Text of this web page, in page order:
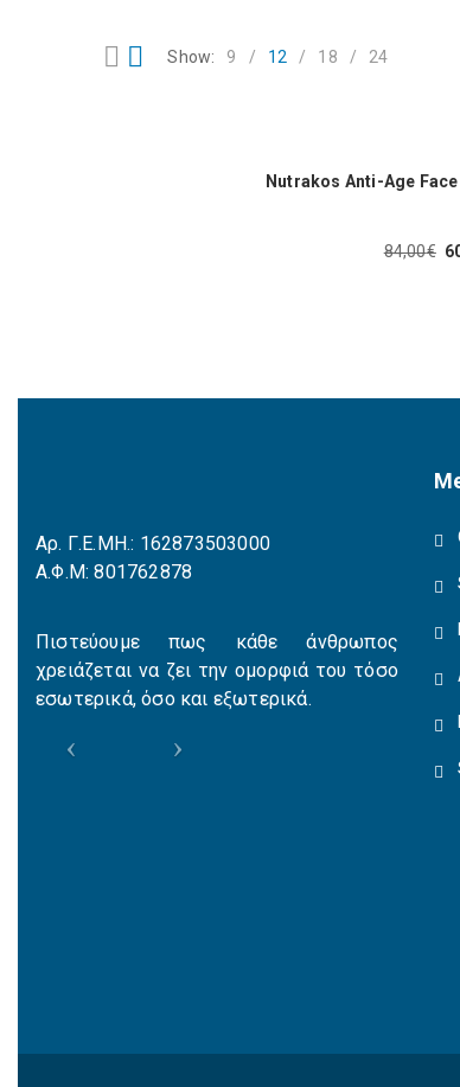
Show: 9 12 18 24
Nutrakos Anti-Age Face
84,00€
Αρ. Γ.Ε.ΜΗ.: 162873503000
Α.Φ.Μ: 801762878
Πιστεύουμε πως κάθε άνθρωπος
χρειάζεται να ζει την ομορφιά του τόσο
εσωτερικά, όσο και εξωτερικά.